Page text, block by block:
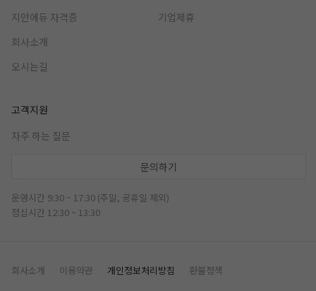
지안에듀 자격증
회사소개
오시는길
기업제휴
고객지원
자주 하는 질문
문의하기
운영시간 9:30 ~ 17:30 (주말, 공휴일 제외)
점심시간 12:30 ~ 13:30
회사소개 이용약관 개인정보처리방침
환불정책